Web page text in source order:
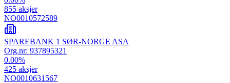
855 aksjer
NO0010572589
SPAREBANK 1 SØR-NORGE ASA
Org.nr: 937895321
0.00%
425 aksjer
NO0010631567